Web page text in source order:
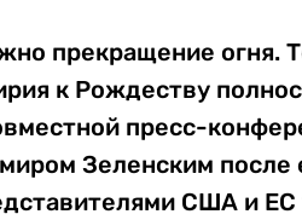
прекращение огня.
к Рождеству
пресс-
Зеленским после
США и ЕС